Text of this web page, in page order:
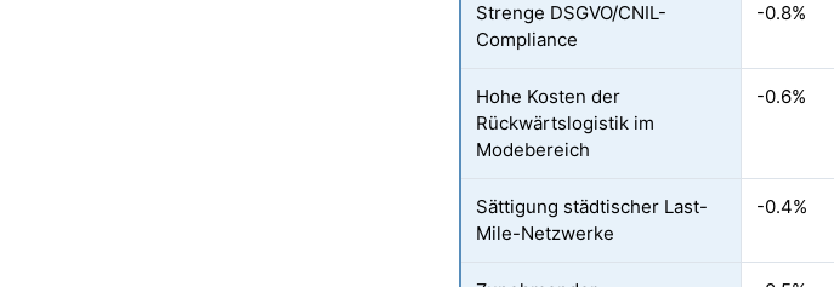
Strenge DSGVO/CNIL-
Compliance
-0.8%
Hohe Kosten der
Rückwärtslogistik im
Modebereich
-0.6%
Sättigung städtischer Last-
Mile-Netzwerke
-0.4%